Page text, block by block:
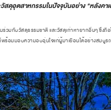
อุตสาหกรรมในปัจจุบันอย่าง "หลังคาเ
วมกับวัสดุธรรมชาติ และวัสดุเก่าหายากอื่นๆ ซึ่งถื
พร้อมมอบความอบอุ่นใจแก่ผู้มาเยือนได้อย่างสมบู